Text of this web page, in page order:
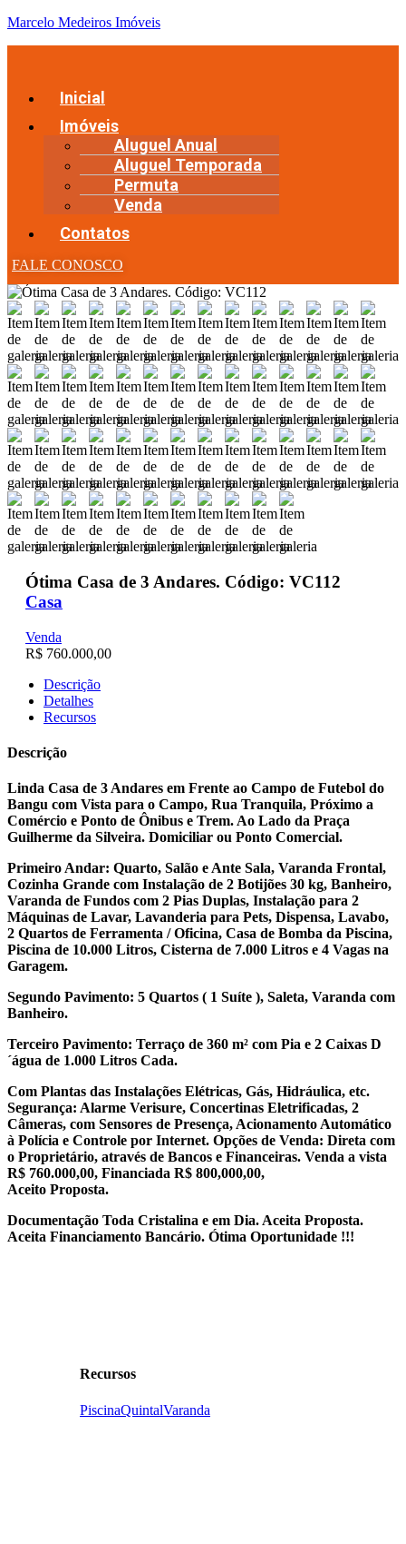
Marcelo Medeiros Imóveis
Inicial
Imóveis
Aluguel Anual
Aluguel Temporada
Permuta
Venda
Contatos
FALE CONOSCO
Ótima Casa de 3 Andares. Código: VC112
Casa
Venda
R$ 760.000,00
Descrição
Detalhes
Recursos
Descrição
Linda Casa de 3 Andares em Frente ao Campo de Futebol do
Bangu com Vista para o Campo, Rua Tranquila, Próximo a
Comércio e Ponto de Ônibus e Trem. Ao Lado da Praça
Guilherme da Silveira. Domiciliar ou Ponto Comercial.
Primeiro Andar: Quarto, Salão e Ante Sala, Varanda Frontal,
Cozinha Grande com Instalação de 2 Botijões 30 kg, Banheiro,
Varanda de Fundos com 2 Pias Duplas, Instalação para 2
Máquinas de Lavar, Lavanderia para Pets, Dispensa, Lavabo,
2 Quartos de Ferramenta / Oficina, Casa de Bomba da Piscina,
Piscina de 10.000 Litros, Cisterna de 7.000 Litros e 4 Vagas na
Garagem.
Segundo Pavimento: 5 Quartos ( 1 Suíte ), Saleta, Varanda com
Banheiro.
Terceiro Pavimento: Terraço de 360 m² com Pia e 2 Caixas D
´água de 1.000 Litros Cada.
Com Plantas das Instalações Elétricas, Gás, Hidráulica, etc.
Segurança: Alarme Verisure, Concertinas Eletrificadas, 2
Câmeras, com Sensores de Presença, Acionamento Automático
à Polícia e Controle por Internet. Opções de Venda: Direta com
o Proprietário, através de Bancos e Financeiras. Venda a vista
R$ 760.000,00, Financiada R$ 800,000,00,
Aceito Proposta.
Documentação Toda Cristalina e em Dia. Aceita Proposta.
Aceita Financiamento Bancário. Ótima Oportunidade !!!
Recursos
PiscinaQuintalVaranda